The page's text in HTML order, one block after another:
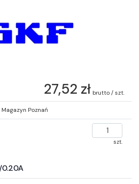
27,52 zł brutto / szt.
Magazyn Poznań
szt.
0.20A